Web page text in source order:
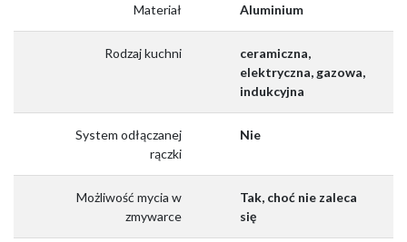
Materiał Aluminium
Rodzaj kuchni
ceramiczna,
elektryczna, gazowa,
indukcyjna
System odłączanej
rączki
Nie
Możliwość mycia w
zmywarce
Tak, choć nie zaleca
się